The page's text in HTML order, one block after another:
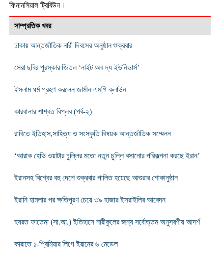
ফিনানসিয়াল ট্রিবিউন।
সাম্প্রতিক খবর
ঢাকায় আন্তর্জাতিক নারী দিবসের অনুষ্ঠান শুক্রবার
সেরা ছবির পুরস্কার জিতল ‘নাইট অব দ্য ইউনিভার্স’
ইসলাম ধর্ম গ্রহণ করলেন জার্মান এমপি ক্লাউন
কারবালার শাশ্বত বিপ্লব (পর্ব-২)
রাবিতে ইতিহাস,সাহিত্য ও সংস্কৃতি বিষয়ক আন্তর্জাতিক সম্মেলন
‘আরাক হেভি ওয়াটার চুল্লির মতো নতুন চুল্লি বসানোর পরিকল্পনা করছে ইরান’
ইরানসহ বিশ্বের বহু দেশে শুক্রবার পালিত হয়েছে আশুরার শোকানুষ্ঠান
ইরানি হামলার পর ক্ষতিপূরণ চেয়ে ৩৯ হাজার ইসরাইলির আবেদন
হযরত ফাতেমা (সা.আ.) ইতিহাসে নারীকুলের জন্য সর্বোত্তম অনুসরণীয় আদর্শ
কারাতে ১-প্রিমিয়ার লিগে ইরানের ৬ মেডেল